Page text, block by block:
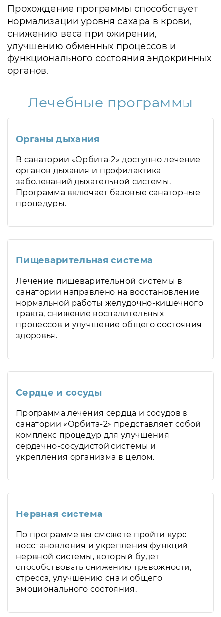
Прохождение программы способствует
нормализации уровня сахара в крови,
снижению веса при ожирении,
улучшению обменных процессов и
функционального состояния эндокринных
органов.
Лечебные программы
Органы дыхания
В санатории «Орбита-2» доступно лечение
органов дыхания и профилактика
заболеваний дыхательной системы.
Программа включает базовые санаторные
процедуры.
Пищеварительная система
Лечение пищеварительной системы в
санатории направлено на восстановление
нормальной работы желудочно-кишечного
тракта, снижение воспалительных
процессов и улучшение общего состояния
здоровья.
Сердце и сосуды
Программа лечения сердца и сосудов в
санатории «Орбита-2» представляет собой
комплекс процедур для улучшения
сердечно-сосудистой системы и
укрепления организма в целом.
Нервная система
По программе вы сможете пройти курс
восстановления и укрепления функций
нервной системы, который будет
способствовать снижению тревожности,
стресса, улучшению сна и общего
эмоционального состояния.